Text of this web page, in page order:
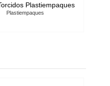
Piolas Trenzadas
Dos Pescaditos